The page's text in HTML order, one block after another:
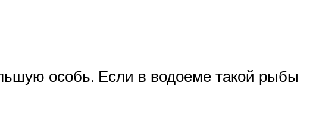
особь. Если в водоеме такой рыбы